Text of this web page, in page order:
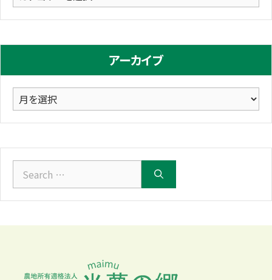
テ
リ
アーカイブ
ア
ー
イ
ブSearch
for: